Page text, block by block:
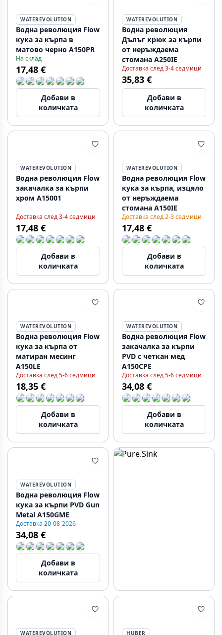
WATEREVOLUTION
Водна революция Flow
кука за кърпа в
матово черно A150PR
На склад
17,48 €
Добави в
количката
WATEREVOLUTION
Водна революция
Дълъг крюк за кърпи
от неръждаема
стомана A250IE
Доставка след 3-4 седмици
35,83 €
Добави в
количката
WATEREVOLUTION
Водна революция Flow
закачалка за кърпи
хром А15001
Доставка след 3-4 седмици
17,48 €
Добави в
количката
WATEREVOLUTION
Водна революция Flow
кука за кърпа, изцяло
от неръждаема
стомана A150IE
Доставка след 2-3 седмици
17,48 €
Добави в
количката
WATEREVOLUTION
Водна революция Flow
кука за кърпа от
матиран месинг
A150LE
Доставка след 5-6 седмици
18,35 €
Добави в
количката
WATEREVOLUTION
Водна революция Flow
закачалка за кърпи
PVD с четкан мед
A150CPE
Доставка след 5-6 седмици
34,08 €
Добави в
количката
WATEREVOLUTION
Водна революция Flow
кука за кърпи PVD Gun
Metal A150GME
Доставка 20-08-2026
34,08 €
Добави в
количката
WATEREVOLUTION HUBER